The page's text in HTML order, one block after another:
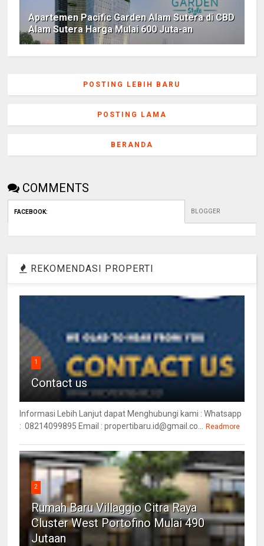
Apartemen Pacific Garden Alam Sutera di CBD
Alam Sutera Harga Mulai 600 Juta-an
POSTING LEBIH BARU
POSTING LAMA
BERANDA
COMMENTS
FACEBOOK: BLOGGER
REKOMENDASI PROPERTI
1
Contact us
Informasi Lebih Lanjut dapat Menghubungi kami : Whatsapp
: 08214099895 Email : propertibaru.id@gmail.co...
Readmore
2
Rumah Baru Villaggio Citra Raya
Cluster West Portofino Mulai 490
Jutaan